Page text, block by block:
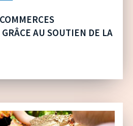
AU SOUTIEN DE LA